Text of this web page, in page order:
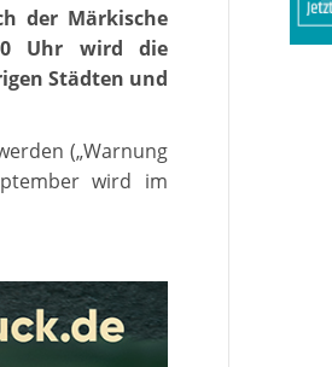
der Märkische
Uhr wird die
Städten und
(„Warnung
wird im